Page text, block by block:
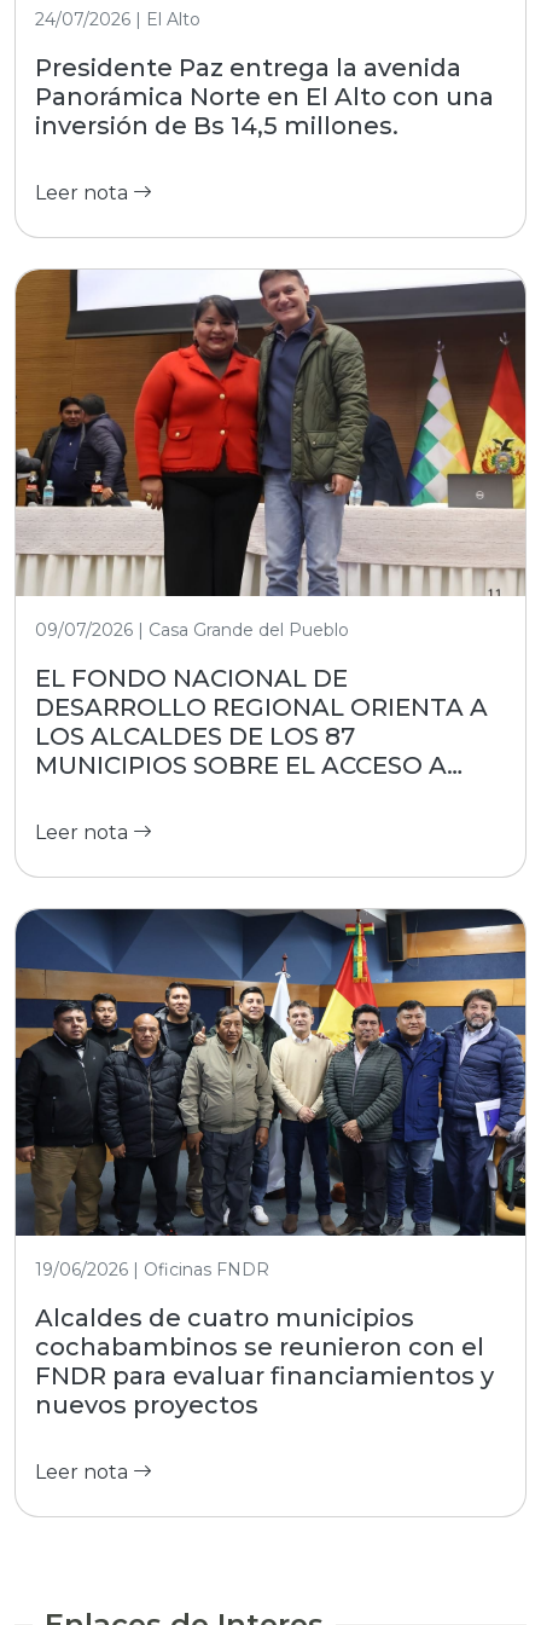
24/07/2026 | El Alto
Presidente Paz entrega la avenida
Panorámica Norte en El Alto con una
inversión de Bs 14,5 millones.
Leer nota
09/07/2026 | Casa Grande del Pueblo
EL FONDO NACIONAL DE
DESARROLLO REGIONAL ORIENTA A
LOS ALCALDES DE LOS 87
MUNICIPIOS SOBRE EL ACCESO A
Leer nota
19/06/2026 | Oficinas FNDR
Alcaldes de cuatro municipios
cochabambinos se reunieron con el
FNDR para evaluar financiamientos y
nuevos proyectos
Leer nota